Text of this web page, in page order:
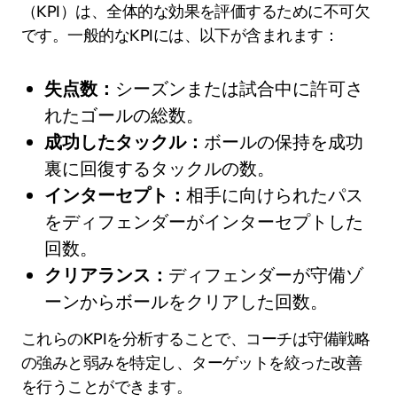
（KPI）は、全体的な効果を評価するために不可欠
です。一般的なKPIには、以下が含まれます：
失点数： シーズンまたは試合中に許可さ
れたゴールの総数。
成功したタックル： ボールの保持を成功
裏に回復するタックルの数。
インターセプト： 相手に向けられたパス
をディフェンダーがインターセプトした
回数。
クリアランス： ディフェンダーが守備ゾ
ーンからボールをクリアした回数。
これらのKPIを分析することで、コーチは守備戦略
の強みと弱みを特定し、ターゲットを絞った改善
を行うことができます。